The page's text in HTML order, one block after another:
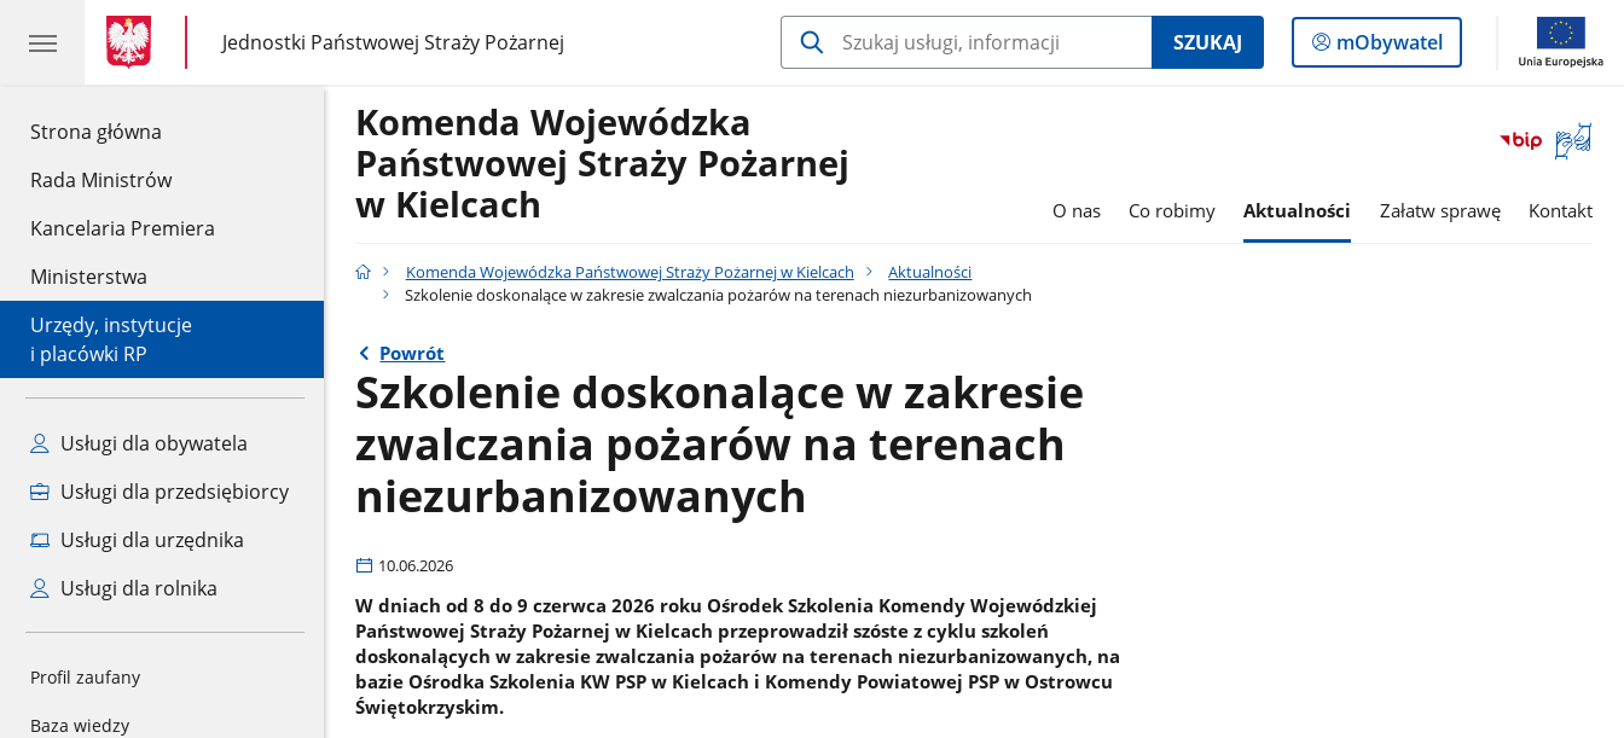
Strona główna
Rada Ministrów
Kancelaria Premiera
Ministerstwa
Urzędy, instytucje
i placówki RP
Usługi dla obywatela
Usługi dla przedsiębiorcy
Usługi dla urzędnika
Usługi dla rolnika
Profil zaufany
Baza wiedzy
gov.pl
gov.pl
Jednostki Państwowej Straży Pożarnej
gov.pl
Jednostki
Państwowej
SZUKAJ
Logowanie
do
mObywatel
Otwórz
okno
Komenda Wojewódzka
Państwowej Straży Pożarnej
w Kielcach
O nas Co robimy Aktualności Załatw sprawę Kontakt
Komenda Wojewódzka Państwowej Straży Pożarnej w Kielcach
Aktualności
Szkolenie doskonalące w zakresie zwalczania pożarów na terenach niezurbanizowanych
Powrót
Szkolenie doskonalące w zakresie
zwalczania pożarów na terenach
niezurbanizowanych
10.06.2026
W dniach od 8 do 9 czerwca 2026 roku Ośrodek Szkolenia Komendy Wojewódzkiej
Państwowej Straży Pożarnej w Kielcach przeprowadził szóste z cyklu szkoleń
doskonalących w zakresie zwalczania pożarów na terenach niezurbanizowanych, na
bazie Ośrodka Szkolenia KW PSP w Kielcach i Komendy Powiatowej PSP w Ostrowcu
Świętokrzyskim.